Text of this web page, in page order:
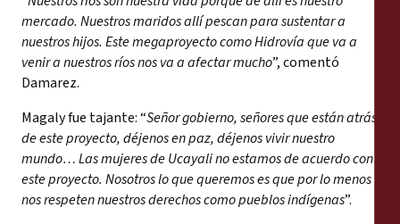
mercado. Nuestros maridos allí pescan para sustentar a
nuestros hijos. Este megaproyecto como Hidrovía que va a
venir a nuestros ríos nos va a afectar mucho”, comentó
Damarez.
Magaly fue tajante: “Señor gobierno, señores que están atrás
de este proyecto, déjenos en paz, déjenos vivir nuestro
mundo… Las mujeres de Ucayali no estamos de acuerdo con
este proyecto. Nosotros lo que queremos es que por lo menos
nos respeten nuestros derechos como pueblos indígenas”.